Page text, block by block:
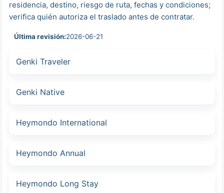
residencia, destino, riesgo de ruta, fechas y condiciones;
verifica quién autoriza el traslado antes de contratar.
Última revisión:2026-06-21
Genki Traveler
Genki Native
Heymondo International
Heymondo Annual
Heymondo Long Stay